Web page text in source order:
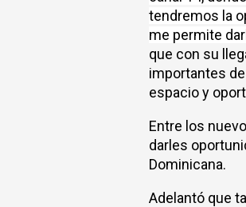
tendremos la
me permite
que con su
importantes
espacio y
Entre los
darles
Dominicana.
Adelantó que